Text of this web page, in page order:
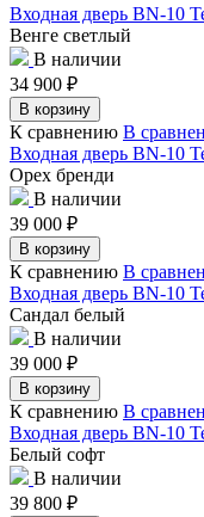
Входная дверь BN-10
Венге светлый
В наличии
34 900 ₽
В корзину
К сравнению В
Входная дверь BN-10
Орех бренди
В наличии
39 000 ₽
В корзину
К сравнению В
Входная дверь BN-10
Сандал белый
В наличии
39 000 ₽
В корзину
К сравнению В
Входная дверь BN-10
Белый софт
В наличии
39 800 ₽